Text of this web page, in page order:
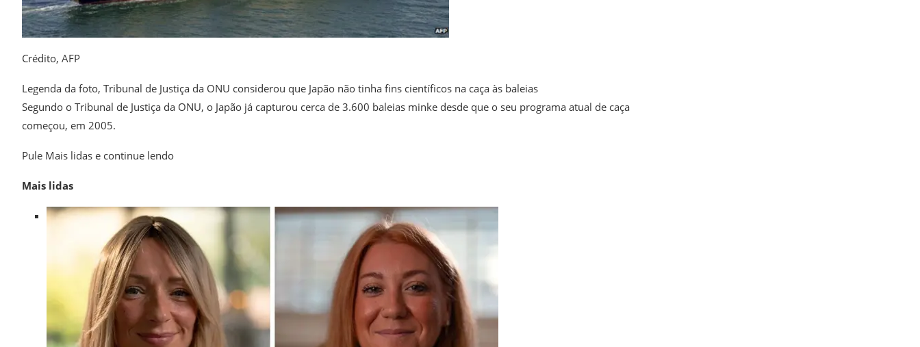
Crédito, AFP
Legenda da foto, Tribunal de Justiça da ONU considerou que Japão não tinha fins científicos na caça às baleias
Segundo o Tribunal de Justiça da ONU, o Japão já capturou cerca de 3.600 baleias minke desde que o seu programa atual de caça
começou, em 2005.
Pule Mais lidas e continue lendo
Mais lidas